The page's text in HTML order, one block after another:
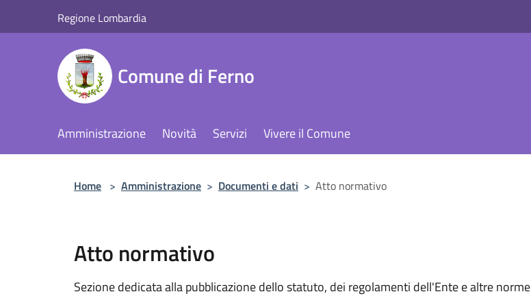
Regione Lombardia
Comune di Ferno
Amministrazione Novità Servizi Vivere il Comune
Home > Amministrazione > Documenti e dati > Atto normativo
Atto normativo
Sezione dedicata alla pubblicazione dello statuto, dei regolamenti dell'Ente e altre norme